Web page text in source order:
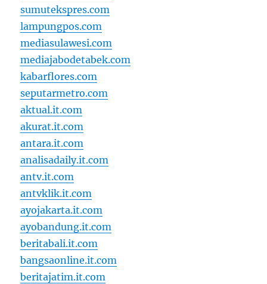
sumutekspres.com
lampungpos.com
mediasulawesi.com
mediajabodetabek.com
kabarflores.com
seputarmetro.com
aktual.it.com
akurat.it.com
antara.it.com
analisadaily.it.com
antv.it.com
antvklik.it.com
ayojakarta.it.com
ayobandung.it.com
beritabali.it.com
bangsaonline.it.com
beritajatim.it.com